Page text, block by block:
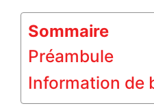
Sommaire
Préambule
Information de